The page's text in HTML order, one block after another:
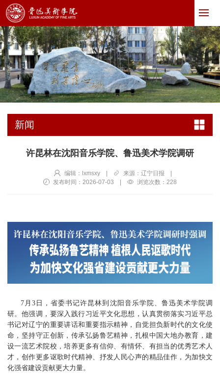
新闻
许昆林在沈阳音乐学院、鲁迅美术学院调研
编辑：lxmsxy | 来源：辽宁日报
|
发布时间：2026-07-03
| 浏览次数： 228
7月3日，省委书记许昆林到沈阳音乐学院、鲁迅美术学院调
研。他强调，要深入践行习近平文化思想，认真贯彻落实习近平总
书记对辽宁的重要讲话和重要指示精神，自觉担负新时代的文化使
命，坚持守正创新，传承弘扬鲁艺精神，扎根中国大地办教育，建
设一流艺术院校，培养更多有信仰、有情怀、有担当的优秀艺术人
才，创作更多讴歌时代精神、抒发人民心声的精品佳作，为加快文
化强省建设贡献更大力量。